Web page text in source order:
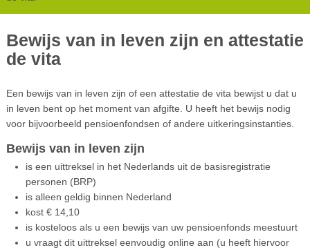
Bewijs van in leven zijn en attestatie
de vita
Een bewijs van in leven zijn of een attestatie de vita bewijst u dat u
in leven bent op het moment van afgifte. U heeft het bewijs nodig
voor bijvoorbeeld pensioenfondsen of andere uitkeringsinstanties.
Bewijs van in leven zijn
is een uittreksel in het Nederlands uit de basisregistratie
personen (BRP)
is alleen geldig binnen Nederland
kost € 14,10
is kosteloos als u een bewijs van uw pensioenfonds meestuurt
u vraagt dit uittreksel eenvoudig online aan (u heeft hiervoor